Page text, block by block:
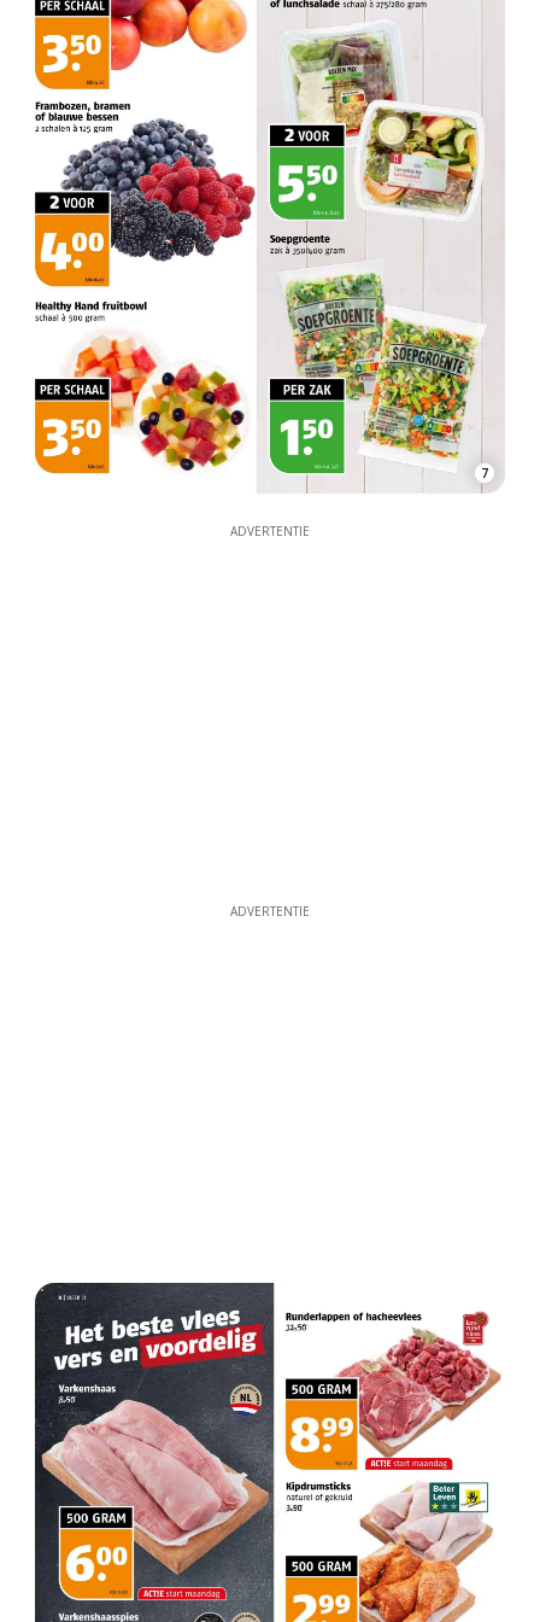
7
ADVERTENTIE
ADVERTENTIE